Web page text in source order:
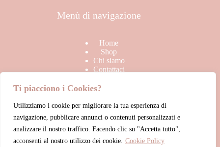
Ti piacciono i Cookies?
Utilizziamo i cookie per migliorare la tua esperienza di
navigazione, pubblicare annunci o contenuti personalizzati e
analizzare il nostro traffico. Facendo clic su "Accetta tutto",
acconsenti al nostro utilizzo dei cookie. Cookie Policy
Menù di navigazione
Home
Shop
Chi siamo
Contattaci
Link Utili